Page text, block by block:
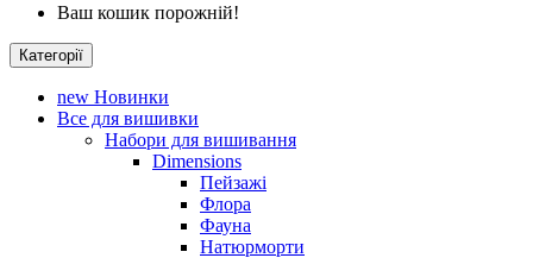
Ваш кошик порожній!
Категорії
new Новинки
Все для вишивки
Набори для вишивання
Dimensions
Пейзажі
Флора
Фауна
Натюрморти